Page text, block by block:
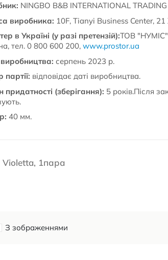
NINGBO B&B INTERNATIONAL TRADING
виробника: 10F, Tianyi Business Center,
в Україні (у разі претензій):ТОВ "НУМІС",
тел. 0 800 600 200, www.prostor.ua
серпень 2023 р.
партії: відповідає даті виробництва.
придатності (зберігання): 5 років.Після
40 мм.
Violetta, 1пара
З зображеннями